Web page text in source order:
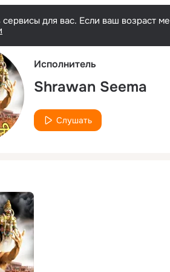
для вас. Если ваш возраст
Исполнитель
Shrawan Seema
Слушать